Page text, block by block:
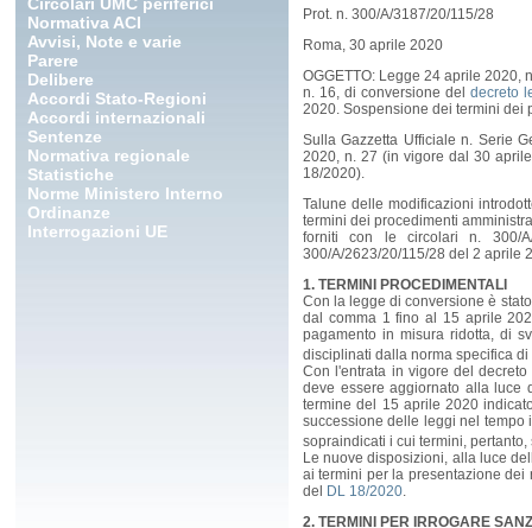
Normativa ACI
Avvisi, Note e varie
Parere
Delibere
Accordi Stato-Regioni
Accordi internazionali
Sentenze
Normativa regionale
Statistiche
Norme Ministero Interno
Ordinanze
Interrogazioni UE
Prot. n. 300/A/3187/20/115/28
Roma, 30 aprile 2020
OGGETTO: Legge 24 aprile 2020,
n. 16, di conversione del decreto
2020. Sospensione dei termini dei
Sulla Gazzetta Ufficiale n. Serie
2020, n. 27 (in vigore dal 30
18/2020).
Talune delle modificazioni
termini dei procedimenti
forniti con le circolari n. 300/
300/A/2623/20/115/28 del 2 aprile
1. TERMINI PROCEDIMENTALI
Con la legge di conversione è
dal comma 1 fino al 15 aprile
pagamento in misura ridotta, di
disciplinati dalla norma specifica
Con l'entrata in vigore del
deve essere aggiornato alla luce
termine del 15 aprile 2020
successione delle leggi nel
sopraindicati i cui termini,
Le nuove disposizioni, alla luce
ai termini per la presentazione dei
del
DL 18/2020.
2. TERMINI PER IRROGARE